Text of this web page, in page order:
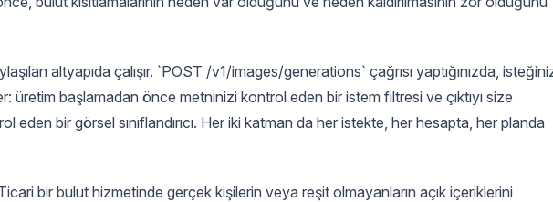
altyapıda çalışır. `POST /v1/images/generations` çağrısı yaptığınızda,
üretim başlamadan önce metninizi kontrol eden bir istem filtresi ve çıktıyı size
eden bir görsel sınıflandırıcı. Her iki katman da her istekte, her hesapta, her planda
bir bulut hizmetinde gerçek kişilerin veya reşit olmayanların açık içeriklerini